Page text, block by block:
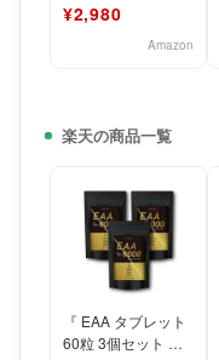
使用 甘味料不使用
¥2,980
Amazon
楽天の商品一覧
『 EAA タブレット
60粒 3個セット 』